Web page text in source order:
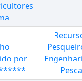
por
******
Pesca